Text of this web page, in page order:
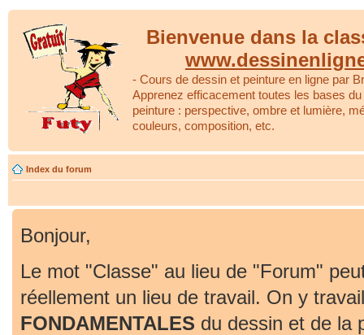
Bienvenue dans la
- Cours de dessin et peinture en ligne par
Apprenez efficacement toutes les bases
peinture : perspective, ombre et lumière,
couleurs, composition, etc.
Index du forum
Bonjour,
Le mot "Classe" au lieu de "Forum"
réellement un lieu de travail. On y
FONDAMENTALES du dessin et de la